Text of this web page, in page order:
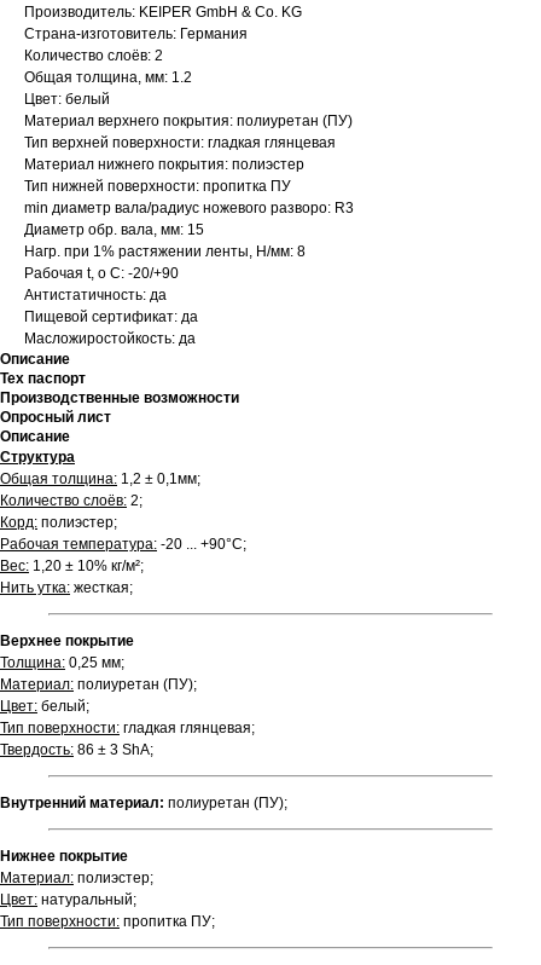
Производитель: KEIPER GmbH & Co. KG
Страна-изготовитель: Германия
Количество слоёв: 2
Общая толщина, мм: 1.2
Цвет: белый
Материал верхнего покрытия: полиуретан (ПУ)
Тип верхней поверхности: гладкая глянцевая
Материал нижнего покрытия: полиэстер
Тип нижней поверхности: пропитка ПУ
min диаметр вала/радиус ножевого разворо: R3
Диаметр обр. вала, мм: 15
Нагр. при 1% растяжении ленты, Н/мм: 8
Рабочая t, о С: -20/+90
Антистатичность: да
Пищевой сертификат: да
Масложиростойкость: да
Описание
Тех паспорт
Производственные возможности
Опросный лист
Описание
Структура
Общая толщина: 1,2 ± 0,1мм;
Количество слоёв: 2;
Корд: полиэстер;
Рабочая температура: -20 ... +90°С;
Вес: 1,20 ± 10% кг/м²;
Нить утка: жесткая;
Верхнее покрытие
Толщина: 0,25 мм;
Материал: полиуретан (ПУ);
Цвет: белый;
Тип поверхности: гладкая глянцевая;
Твердость: 86 ± 3 ShA;
Внутренний материал: полиуретан (ПУ);
Нижнее покрытие
Материал: полиэстер;
Цвет: натуральный;
Тип поверхности: пропитка ПУ;